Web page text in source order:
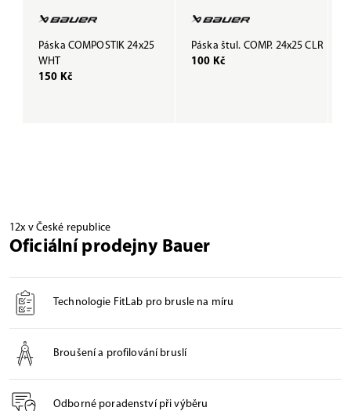
Páska COMPOSTIK 24x25
WHT
150 Kč
Páska štul. COMP. 24x25 CLR
100 Kč
12x v České republice
Oficiální prodejny Bauer
Technologie FitLab pro brusle na míru
Broušení a profilování bruslí
Odborné poradenství při výběru